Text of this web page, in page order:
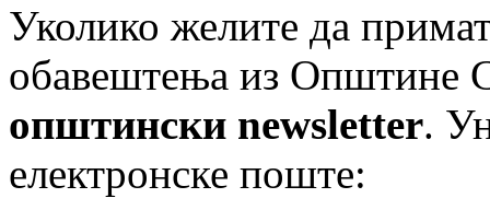
Уколико желите да
обавештења из Општине
општински newsletter.
електронске поште: